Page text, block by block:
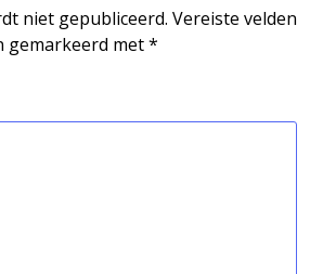
niet gepubliceerd. Vereiste velden
gemarkeerd met*